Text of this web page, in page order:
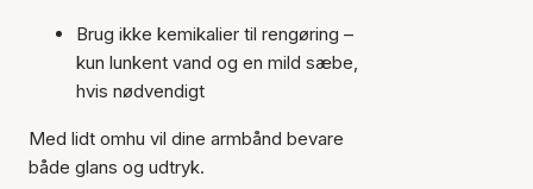
Brug ikke kemikalier til rengøring –
kun lunkent vand og en mild sæbe,
hvis nødvendigt
Med lidt omhu vil dine armbånd bevare
både glans og udtryk.